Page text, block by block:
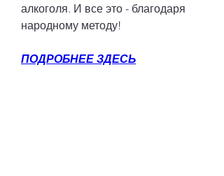
алкоголя. И все это - благодаря
народному методу!
ПОДРОБНЕЕ ЗДЕСЬ